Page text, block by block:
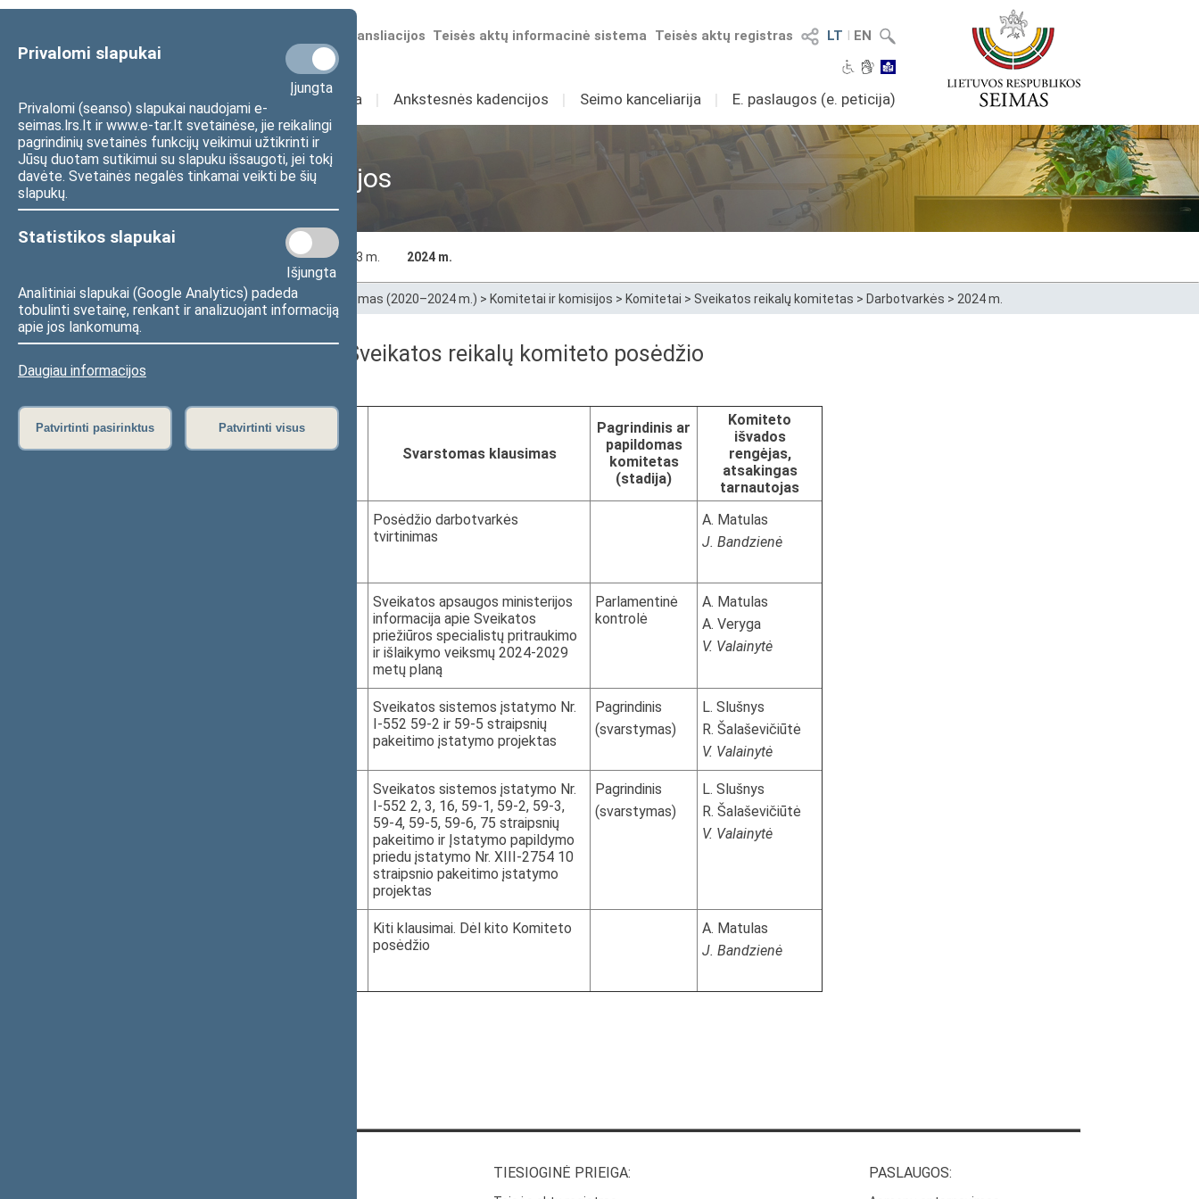
Privalomi slapukai
Įjungta
Privalomi (seanso) slapukai naudojami e-
seimas.lrs.lt ir www.e-tar.lt svetainėse, jie reikalingi
pagrindinių svetainės funkcijų veikimui užtikrinti ir
Jūsų duotam sutikimui su slapuku išsaugoti, jei tokį
davėte. Svetainės negalės tinkamai veikti be šių
slapukų.
Statistikos slapukai
Išjungta
Analitiniai slapukai (Google Analytics) padeda
tobulinti svetainę, renkant ir analizuojant informaciją
apie jos lankomumą.
Daugiau informacijos
Patvirtinti pasirinktus Patvirtinti visus
LT I EN
Teisės aktų registras
Teisės aktų informacinė sistema
Numatomos transliacijos
Sudėtis Veikla I Ankstesnės kadencijos I Seimo kanceliarija I E. paslaugos (e. peticija)
Ankstesnės kadencijos
2022 m. 2023 m. 2024 m.
Pradžia>Ankstesnės kadencijos XIII Seimas (2020–2024 m.) > Komitetai ir komisijos > Komitetai > Sveikatos reikalų komitetas > Darbotvarkės > 2024 m.
2024 m. gegužės 22 d. Sveikatos reikalų komiteto posėdžio
darbotvarkė
Eil.
Data, laikas,
Projekto Nr. Svarstomas klausimas
Pagrindinis ar
papildomas
komitetas
(stadija)
Komiteto
išvados
rengėjas,
atsakingas
tarnautojas
Posėdžio darbotvarkės
tvirtinimas
A. Matulas
J. Bandzienė
Sveikatos apsaugos ministerijos
informacija apie Sveikatos
priežiūros specialistų pritraukimo
ir išlaikymo veiksmų 2024-2029
metų planą
Parlamentinė
kontrolė
A. Matulas
A. Veryga
V. Valainytė
Sveikatos sistemos įstatymo Nr.
I-552 59-2 ir 59-5 straipsnių
pakeitimo įstatymo projektas
Pagrindinis
(svarstymas)
L. Slušnys
R. Šalaševičiūtė
V. Valainytė
Sveikatos sistemos įstatymo Nr.
I-552 2, 3, 16, 59-1, 59-2, 59-3,
59-4, 59-5, 59-6, 75 straipsnių
pakeitimo ir Įstatymo papildymo
priedu įstatymo Nr. XIII-2754 10
straipsnio pakeitimo įstatymo
projektas
Pagrindinis
(svarstymas)
L. Slušnys
R. Šalaševičiūtė
V. Valainytė
Kiti klausimai. Dėl kito Komiteto
posėdžio
A. Matulas
J. Bandzienė
TIESIOGINĖ PRIEIGA: PASLAUGOS: